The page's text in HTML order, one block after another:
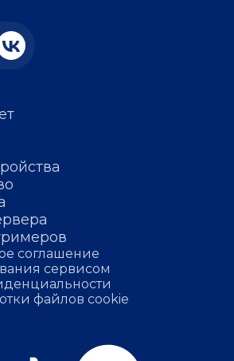
соглашение
сервисом
файлов cookie